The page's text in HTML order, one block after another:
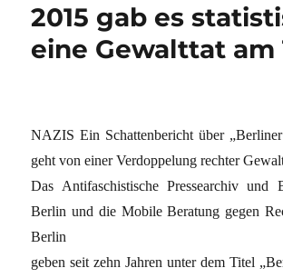
2015 gab es
eine Gewalttat am
NAZIS Ein Schattenbericht über „Berliner
geht von einer Verdoppelung rechter
Das Antifaschistische Pressearchiv und
Berlin und die Mobile Beratung gegen
Berlin
geben seit zehn Jahren unter dem Titel